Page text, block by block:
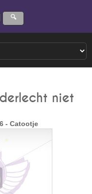
niet
- Catootje